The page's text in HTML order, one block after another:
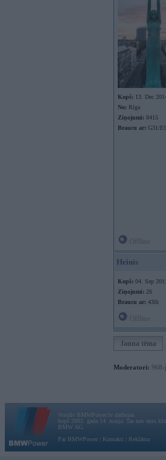
Kopš: 13. Dec
No: Rīga
Ziņojumi: 8415
Braucu ar: G31/
Heinis
Kopš: 04. Sep 2011
Ziņojumi: 26
Braucu ar: 430i
Jauna tēma
Moderatori: 968-
Vortāls BMWPower.lv darbojas
kopš 2002. gada 14. maija. Tas nav auto
BMW AG.
Par BMWPower
Kontakti Reklāma